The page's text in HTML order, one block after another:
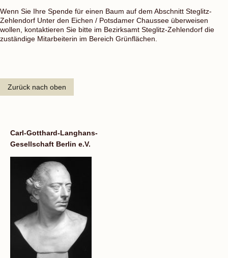
Wenn Sie Ihre Spende für einen Baum auf dem Abschnitt Steglitz-
Zehlendorf Unter den Eichen / Potsdamer Chaussee überweisen
wollen, kontaktieren Sie bitte im Bezirksamt Steglitz-Zehlendorf die
zuständige Mitarbeiterin im Bereich Grünflächen.
Zurück nach oben
Carl-Gotthard-Langhans-
Gesellschaft Berlin e.V.